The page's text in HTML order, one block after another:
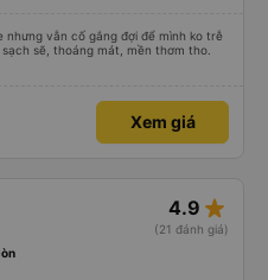
nhưng vẫn cố gắng đợi để mình ko trễ
sẽ, thoáng mát, mền thơm tho.
Xem giá
4.9 star_rate
(21 đánh giá)